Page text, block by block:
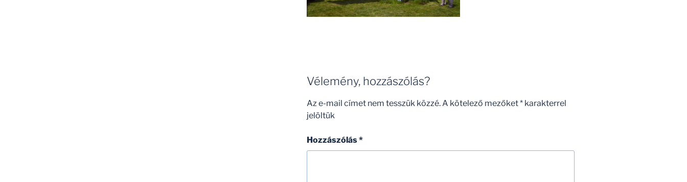
Vélemény, hozzászólás?
Az e-mail címet nem tesszük közzé.A kötelező mezőket*karakterrel
jelöltük
Hozzászólás*